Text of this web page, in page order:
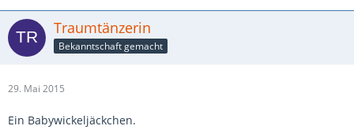
Traumtänzerin
Bekanntschaft gemacht
29. Mai 2015
Ein Babywickeljäckchen.